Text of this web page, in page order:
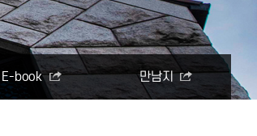
E-book 만남지